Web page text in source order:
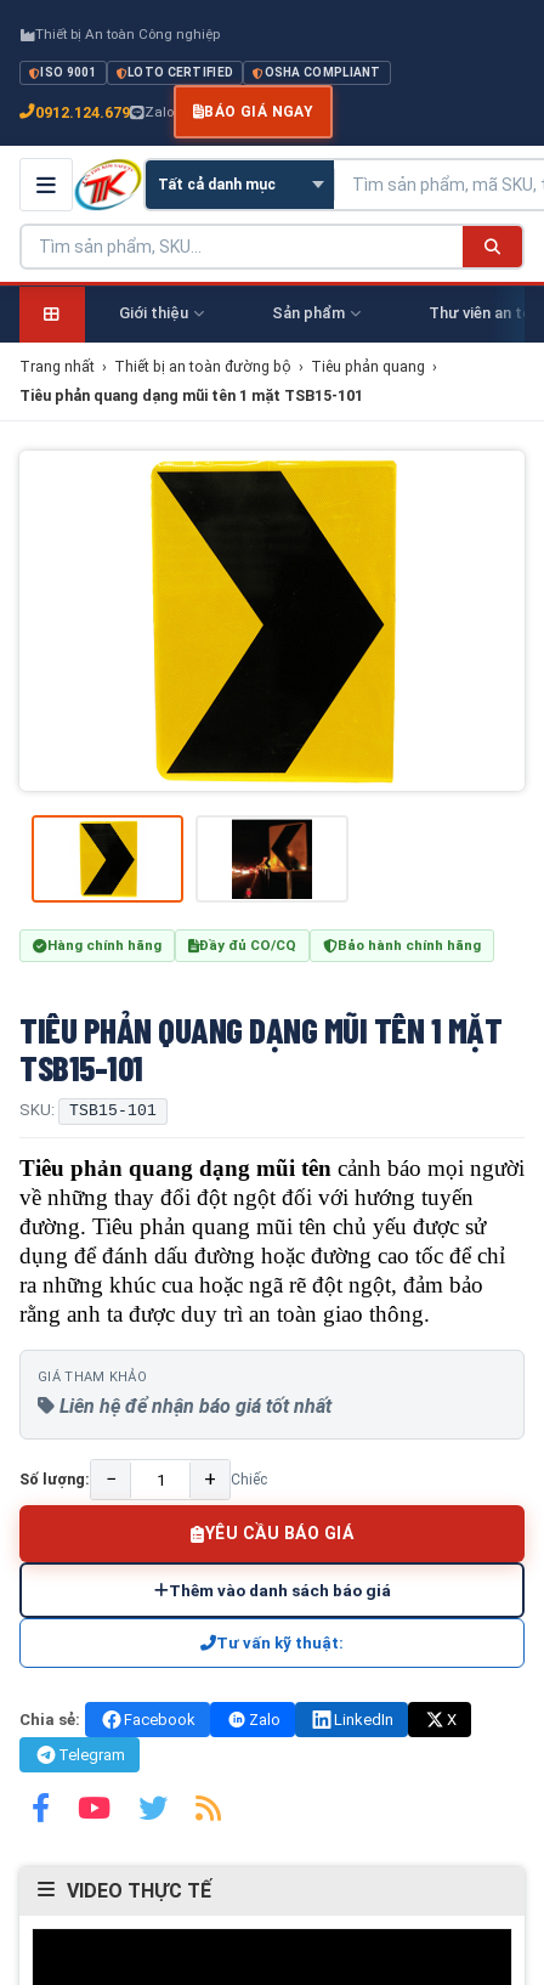
Thiết bị An toàn Công nghiệp
ISO 9001 LOTO CERTIFIED OSHA COMPLIANT
0912.124.679 Zalo BÁO GIÁ NGAY
Giới thiệu Sản phẩm Thư viên an
Trang nhất › Thiết bị an toàn đường bộ › Tiêu phản quang ›
Tiêu phản quang dạng mũi tên 1 mặt TSB15-101
Hàng chính hãng Đầy đủ CO/CQ Bảo hành chính hãng
TIÊU PHẢN QUANG DẠNG MŨI TÊN 1 MẶT
TSB15-101
SKU: TSB15-101
Tiêu phản quang dạng mũi tên cảnh báo mọi người
về những thay đổi đột ngột đối với hướng tuyến
đường. Tiêu phản quang mũi tên chủ yếu được sử
dụng để đánh dấu đường hoặc đường cao tốc để chỉ
ra những khúc cua hoặc ngã rẽ đột ngột, đảm bảo
rằng anh ta được duy trì an toàn giao thông.
GIÁ THAM KHẢO
Liên hệ để nhận báo giá tốt nhất
Số lượng: − + Chiếc
YÊU CẦU BÁO GIÁ
Thêm vào danh sách báo giá
Tư vấn kỹ thuật:
Chia sẻ: Facebook Zalo LinkedIn
X
Telegram
VIDEO THỰC TẾ